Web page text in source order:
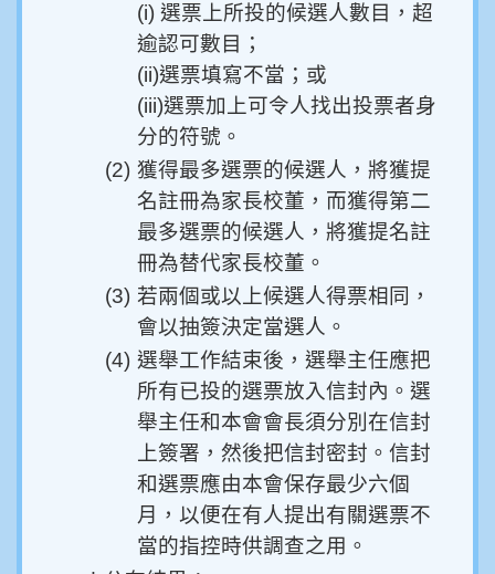
(i) 選票上所投的候選人數目，超
逾認可數目；
(ii)選票填寫不當；或
(iii)選票加上可令人找出投票者身
分的符號。
(2) 獲得最多選票的候選人，將獲提
名註冊為家長校董，而獲得第二
最多選票的候選人，將獲提名註
冊為替代家長校董。
(3) 若兩個或以上候選人得票相同，
會以抽簽決定當選人。
(4) 選舉工作結束後，選舉主任應把
所有已投的選票放入信封內。選
舉主任和本會會長須分別在信封
上簽署，然後把信封密封。信封
和選票應由本會保存最少六個
月，以便在有人提出有關選票不
當的指控時供調查之用。